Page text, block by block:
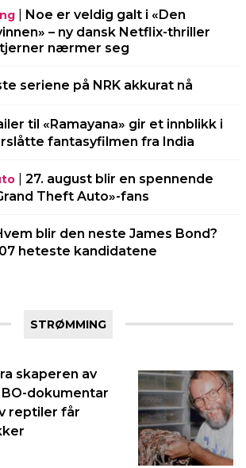
Noe er veldig galt i «Den
– ny dansk Netflix-thriller
nærmer seg
seriene på NRK akkurat nå
til «Ramayana» gir et innblikk i
fantasyfilmen fra India
27. august blir en spennende
Theft Auto»-fans
blir den neste James Bond?
heteste kandidatene
STRØMMING
skaperen av
dokumentar
reptiler får